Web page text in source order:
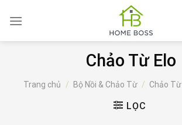
Chảo Từ Elo
Trang chủ / Bộ Nồi & Chảo Từ / Chảo Từ
LỌC